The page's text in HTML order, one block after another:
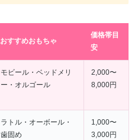
おすすめおもちゃ
価格帯目
安
モビール・ベッドメリ
ー・オルゴール
2,000〜
8,000円
ラトル・オーボール・
歯固め
1,000〜
3,000円